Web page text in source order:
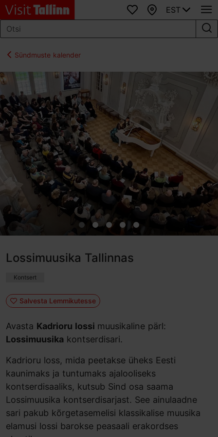
Lemmikud
Kaart
EST
Sündmuste kalender
Lossimuusika Tallinnas
Kontsert
Salvesta Lemmikutesse
Avasta Kadrioru lossi muusikaline pärl:
Lossimuusika kontserdisari.
Kadrioru loss, mida peetakse üheks Eesti
kaunimaks ja tuntumaks ajalooliseks
kontserdisaaliks, kutsub Sind osa saama
Lossimuusika kontserdisarjast. See ainulaadne
sari pakub kõrgetasemelisi klassikalise muusika
elamusi lossi barokse peasaali erakordses